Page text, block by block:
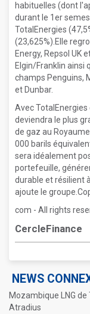
habituelles (dont
durant le 1er
TotalEnergies
(23,625%).Elle
Energy, Repsol UK
Elgin/Franklin ainsi
champs Penguins,
et Dunbar.
Avec TotalEnergies
deviendra le plus
de gaz au
000 barils
sera idéalement
portefeuille,
durable et résilient
ajoute le
com - All rights
CercleFinance
NEWS
Mozambique LNG
Atradius